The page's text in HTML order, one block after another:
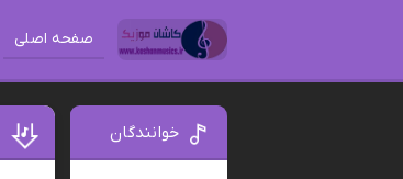
صفحه اصلی
خوانندگان